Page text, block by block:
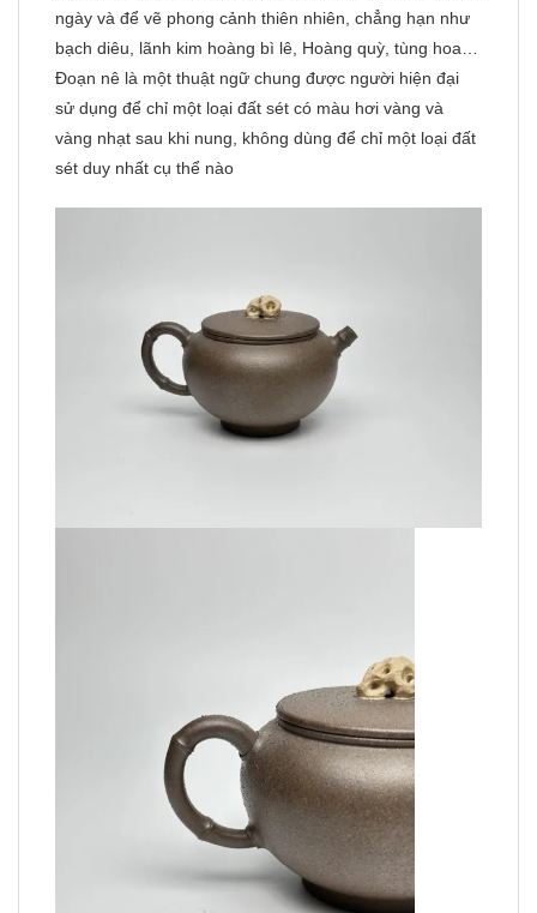
ngày và để vẽ phong cảnh thiên nhiên, chẳng hạn như
bạch diêu, lãnh kim hoàng bì lê, Hoàng quỳ, tùng hoa…
Đoạn nê là một thuật ngữ chung được người hiện đại
sử dụng để chỉ một loại đất sét có màu hơi vàng và
vàng nhạt sau khi nung, không dùng để chỉ một loại đất
sét duy nhất cụ thể nào